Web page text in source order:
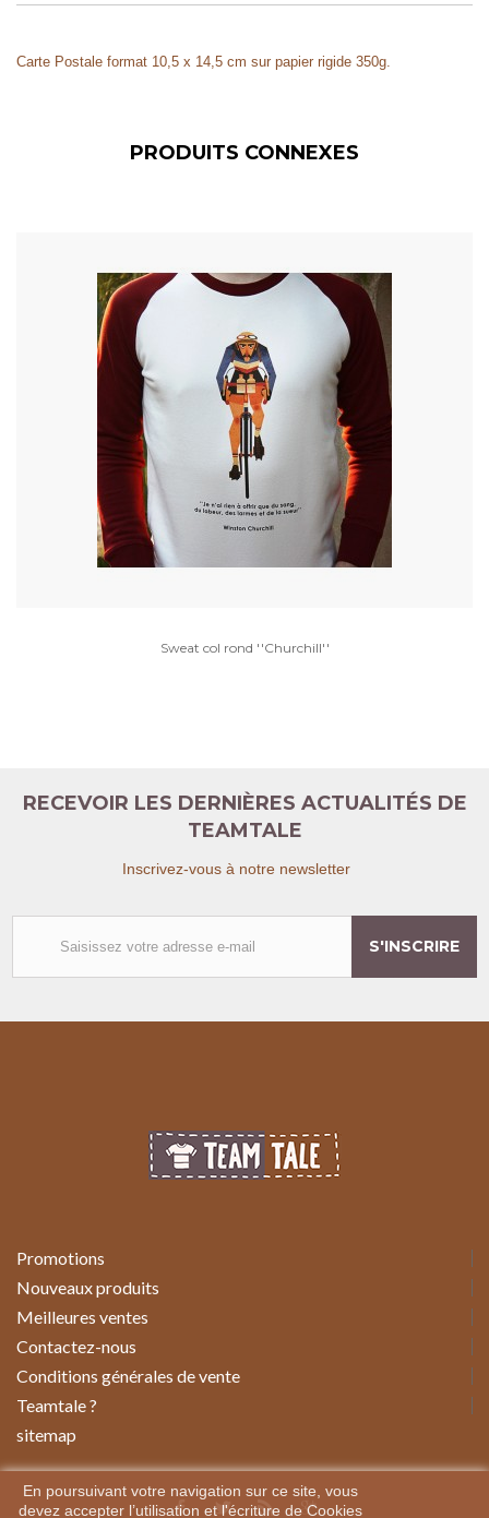
Carte Postale format 10,5 x 14,5 cm sur papier rigide 350g.
PRODUITS CONNEXES
Sweat col rond ''Churchill''
RECEVOIR LES DERNIÈRES ACTUALITÉS DE
TEAMTALE
Inscrivez-vous à notre newsletter
S'INSCRIRE
Promotions
Nouveaux produits
Meilleures ventes
Contactez-nous
Conditions générales de vente
Teamtale ?
sitemap
En poursuivant votre navigation sur ce site, vous
devez accepter l’utilisation et l'écriture de Cookies